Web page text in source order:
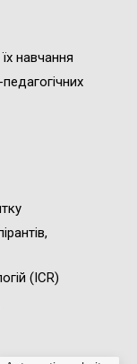
навчання
(ICR)